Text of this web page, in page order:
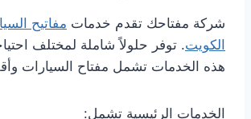
شركة مفتاحك تقدم خدمات مفاتيح
الكويت. توفر حلولاً شاملة لمختلف
هذه الخدمات تشمل مفتاح السيارات
الخدمات الرئيسية تشمل: